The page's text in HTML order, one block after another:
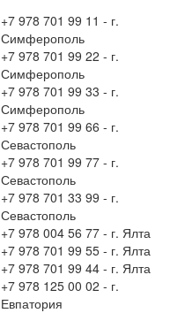
+7 978 701 99 11 - г.
Симферополь
+7 978 701 99 22 - г.
Симферополь
+7 978 701 99 33 - г.
Симферополь
+7 978 701 99 66 - г.
Севастополь
+7 978 701 99 77 - г.
Севастополь
+7 978 701 33 99 - г.
Севастополь
+7 978 004 56 77 - г. Ялта
+7 978 701 99 55 - г. Ялта
+7 978 701 99 44 - г. Ялта
+7 978 125 00 02 - г.
Евпатория